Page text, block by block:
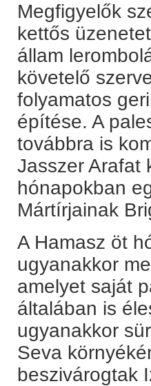
Megfigyelők
kettős
állam
követelő
folyamatos
építése. A
továbbra is
Jasszer Arafat
hónapokban
Mártírjainak
A Hamasz öt
ugyanakkor
amelyet saját
általában is
ugyanakkor
Seva
beszivárogtak